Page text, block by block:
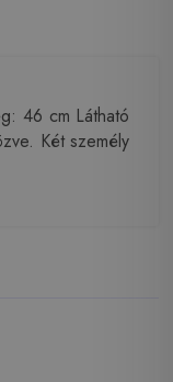
46 cm Látható
Két személy